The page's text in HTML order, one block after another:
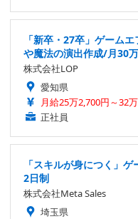
「新卒・27卒」ゲーム
や魔法の演出作成/月30
株式会社LOP
愛知県
月給25万2,700円～32
正社員
「スキルが身につく」
2日制
株式会社Meta Sales
埼玉県